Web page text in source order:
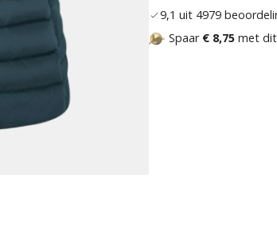
9,1 uit 4979
Spaar € 8,75 met